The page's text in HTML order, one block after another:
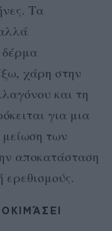
Τα
χάρη στην
και τη
για μια
των
αποκατάσταση